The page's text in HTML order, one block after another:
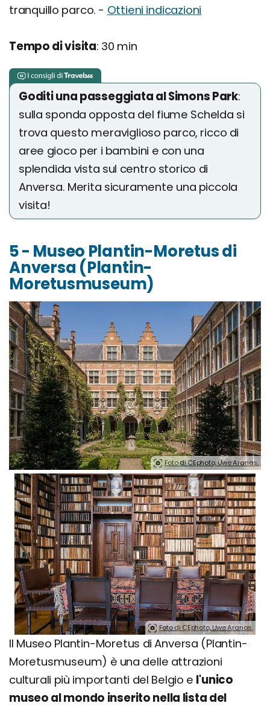
tranquillo parco. - Ottieni indicazioni
Tempo di visita: 30 min
Goditi una passeggiata al Simons Park:
sulla sponda opposta del fiume Schelda si
trova questo meraviglioso parco, ricco di
aree gioco per i bambini e con una
splendida vista sul centro storico di
Anversa. Merita sicuramente una piccola
visita!
5 - Museo Plantin-Moretus di
Anversa (Plantin-
Moretusmuseum)
Foto di CEphoto, Uwe Aranas.
Foto di CEphoto, Uwe Aranas.
Il Museo Plantin-Moretus di Anversa (Plantin-
Moretusmuseum) è una delle attrazioni
culturali più importanti del Belgio e l'unico
museo al mondo inserito nella lista del